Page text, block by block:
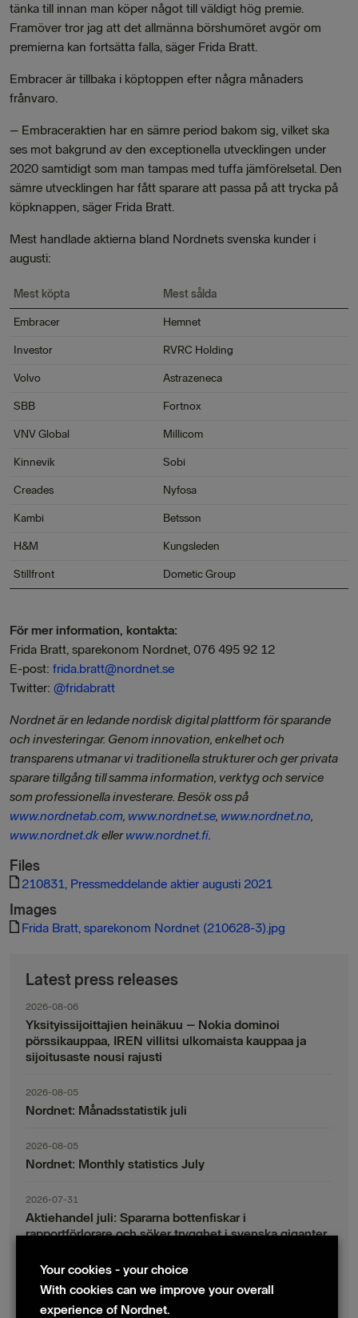
tänka till innan man köper något till väldigt hög premie.
Framöver tror jag att det allmänna börshumöret avgör om
premierna kan fortsätta falla, säger Frida Bratt.
Embracer är tillbaka i köptoppen efter några månaders
frånvaro.
– Embraceraktien har en sämre period bakom sig, vilket ska
ses mot bakgrund av den exceptionella utvecklingen under
2020 samtidigt som man tampas med tuffa jämförelsetal. Den
sämre utvecklingen har fått sparare att passa på att trycka på
köpknappen, säger Frida Bratt.
Mest handlade aktierna bland Nordnets svenska kunder i
augusti:
Mest köpta Mest sålda
Embracer Hemnet
Investor RVRC Holding
Volvo Astrazeneca
SBB Fortnox
VNV Global Millicom
Kinnevik Sobi
Creades Nyfosa
Kambi Betsson
H&M Kungsleden
Stillfront Dometic Group
För mer information, kontakta:
Frida Bratt, sparekonom Nordnet, 076 495 92 12
E-post: frida.bratt@nordnet.se
Twitter: @fridabratt
Nordnet är en ledande nordisk digital plattform för sparande
och investeringar. Genom innovation, enkelhet och
transparens utmanar vi traditionella strukturer och ger privata
sparare tillgång till samma information, verktyg och service
som professionella investerare. Besök oss på
www.nordnetab.com, www.nordnet.se, www.nordnet.no,
www.nordnet.dkellerwww.nordnet.fi.
Files
210831, Pressmeddelande aktier augusti 2021
Images
Frida Bratt, sparekonom Nordnet (210628-3).jpg
Latest press releases
2026-08-06
Yksityissijoittajien heinäkuu – Nokia dominoi
pörssikauppaa, IREN villitsi ulkomaista kauppaa ja
sijoitusaste nousi rajusti
2026-08-05
Nordnet: Månadsstatistik juli
2026-08-05
Nordnet: Monthly statistics July
2026-07-31
Aktiehandel juli: Spararna bottenfiskar i
rapportförlorare och söker trygghet i svenska giganter
2026-07-30
Fondsparande juli: Vinsthemtagningar i teknik – men
indexsparandet ligger fast
Your cookies - your choice
With cookies can we improve your overall
experience of Nordnet.